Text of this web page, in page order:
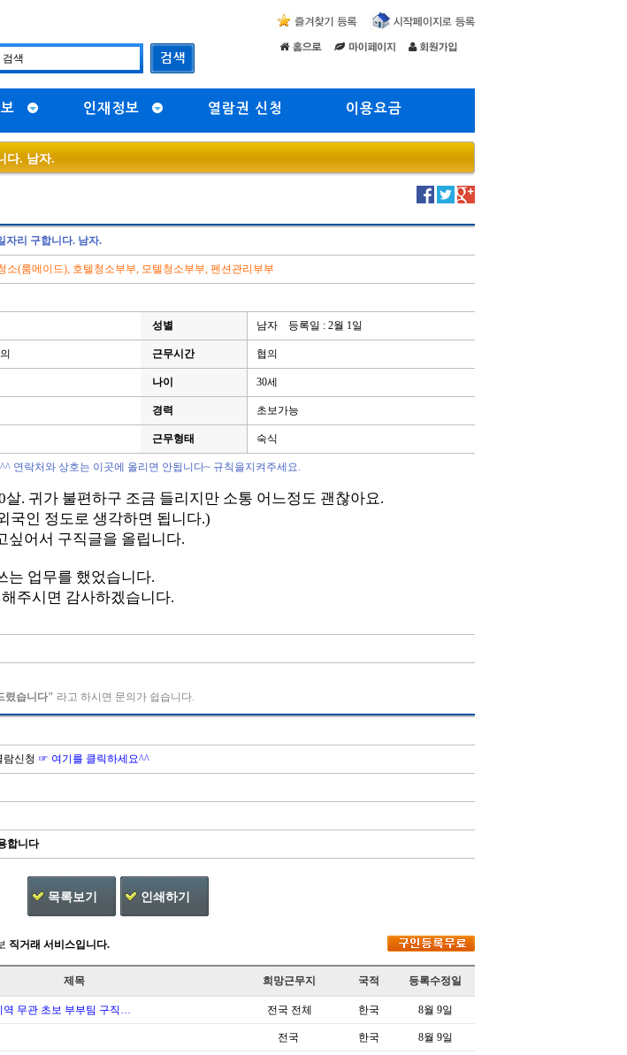
인재정보 열람권 신청 이용요금
다. 남자.
자리 구합니다. 남자.
소(룸메이드), 호텔청소부부, 모텔청소부부, 펜션관리부부
성별 남자 등록일 : 2월 1일
근무시간 협의
나이 30세
경력 초보가능
근무형태 숙식
연락처와 상호는 이곳에 올리면 안됩니다~ 규칙을지켜주세요.
살. 귀가 불편하구 조금 들리지만 소통 어느정도 괜찮아요.
국인 정도로 생각하면 됩니다.)
싶어서 구직글을 올립니다.
는 업무를 했었습니다.
주시면 감사하겠습니다.
렸습니다" 라고 하시면 문의가 쉽습니다.
신청 ☞ 여기를 클릭하세요^^
합니다
목록보기 인쇄하기
직거래 서비스입니다.
제목 희망근무지 국적 등록수정일
역 무관 초보 부부팀 구직… 전국 전체 한국 8월 9일
전국 한국 8월 9일